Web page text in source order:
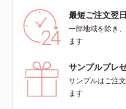
最短ご注文翌
一部地域を除き
ます
サンプルプレ
サンプルはご注
ます